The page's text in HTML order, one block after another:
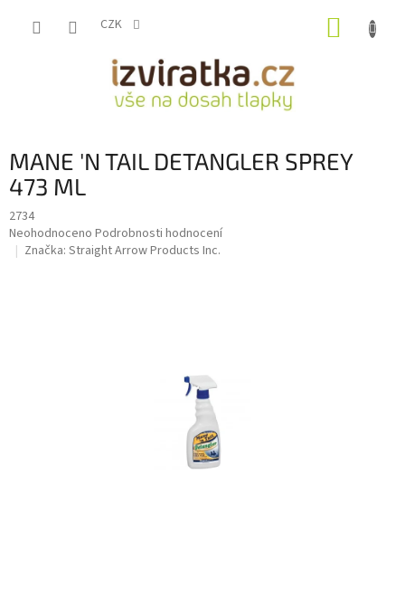
CZK
MANE 'N TAIL DETANGLER SPREY
473 ML
2734
Průměrné
hodnocení
Neohodnoceno Podrobnosti hodnocení
Značka: Straight Arrow Products Inc.